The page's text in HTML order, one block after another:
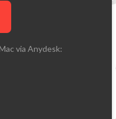
via Anydesk: